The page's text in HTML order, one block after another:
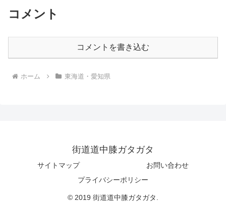
コメント
コメントを書き込む
ホーム 東海道・愛知県
街道道中膝ガタガタ
サイトマップ
お問い合わせ
プライバシーポリシー
© 2019 街道道中膝ガタガタ.